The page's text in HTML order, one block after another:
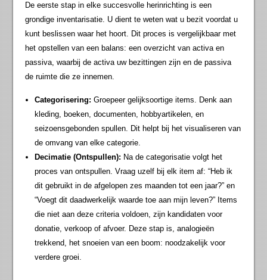
De eerste stap in elke succesvolle herinrichting is een
grondige inventarisatie. U dient te weten wat u bezit voordat u
kunt beslissen waar het hoort. Dit proces is vergelijkbaar met
het opstellen van een balans: een overzicht van activa en
passiva, waarbij de activa uw bezittingen zijn en de passiva
de ruimte die ze innemen.
Categorisering: Groepeer gelijksoortige items. Denk aan
kleding, boeken, documenten, hobbyartikelen, en
seizoensgebonden spullen. Dit helpt bij het visualiseren van
de omvang van elke categorie.
Decimatie (Ontspullen): Na de categorisatie volgt het
proces van ontspullen. Vraag uzelf bij elk item af: “Heb ik
dit gebruikt in de afgelopen zes maanden tot een jaar?” en
“Voegt dit daadwerkelijk waarde toe aan mijn leven?” Items
die niet aan deze criteria voldoen, zijn kandidaten voor
donatie, verkoop of afvoer. Deze stap is, analogieën
trekkend, het snoeien van een boom: noodzakelijk voor
verdere groei.